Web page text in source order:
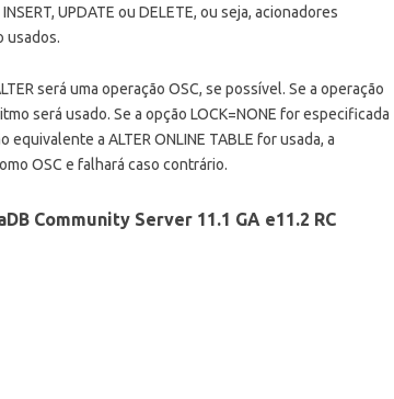
UPDATE ou DELETE, ou seja, acionadores
usados.
será uma operação OSC, se possível. Se a operação
será usado. Se a opção LOCK=NONE for especificada
a ALTER ONLINE TABLE for usada, a
OSC e falhará caso contrário.
Community Server 11.1 GA e11.2 RC